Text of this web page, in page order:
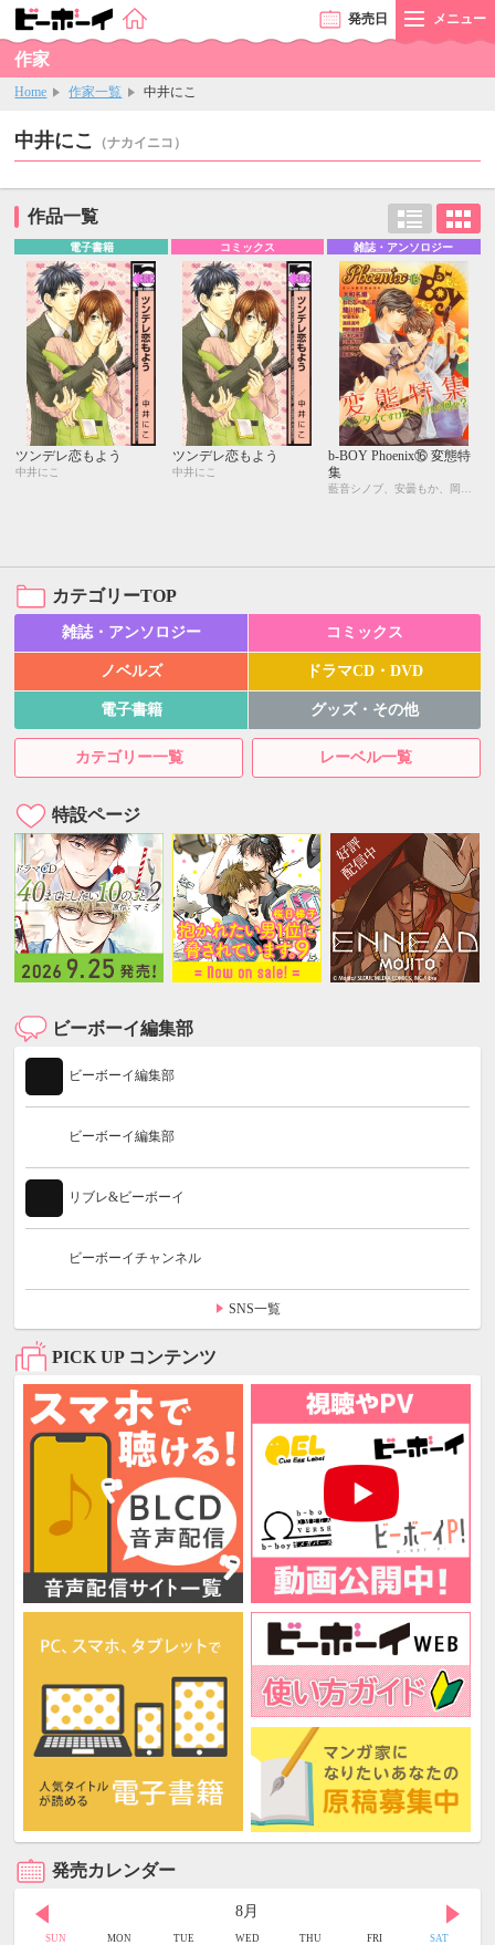
発売日 メニュー
作家
Home 作家一覧 中井にこ
中井にこ （ナカイニコ）
作品一覧
電子書籍
ツンデレ恋もよう
中井にこ
コミックス
ツンデレ恋もよう
中井にこ
雑誌・アンソロジー
b-BOY Phoenix⑯ 変態特
集
カテゴリーTOP
雑誌・アンソロジー コミックス
ノベルズ ドラマCD・DVD
電子書籍 グッズ・その他
カテゴリー一覧 レーベル一覧
特設ページ
ビーボーイ編集部
ビーボーイ編集部
ビーボーイ編集部
リブレ&ビーボーイ
ビーボーイチャンネル
SNS一覧
PICK UP コンテンツ
発売カレンダー
8月
SUN MON TUE WED THU FRI SAT